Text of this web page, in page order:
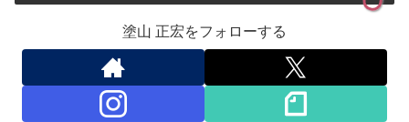
塗山 正宏をフォローする